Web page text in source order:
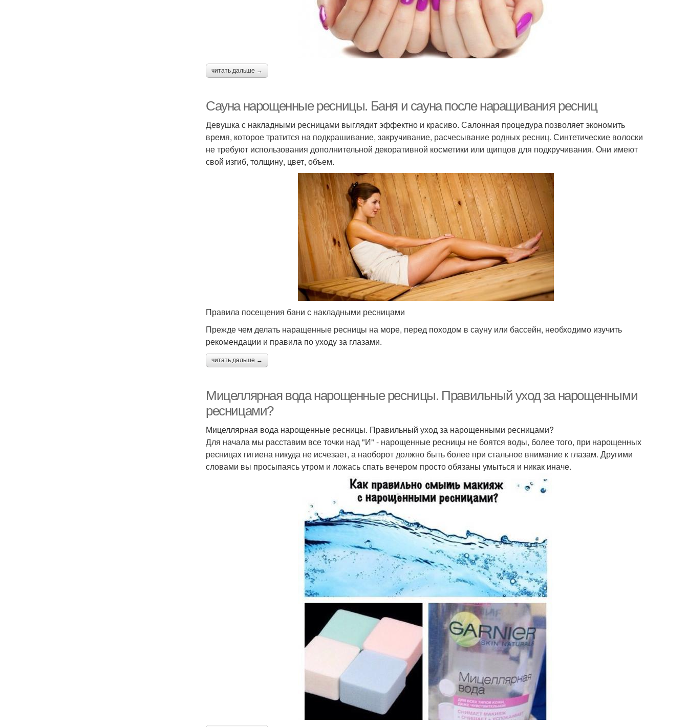
читать дальше →
Сауна нарощенные ресницы. Баня и сауна после наращивания ресниц
Девушка с накладными ресницами выглядит эффектно и красиво. Салонная процедура позволяет экономить
время, которое тратится на подкрашивание, закручивание, расчесывание родных ресниц. Синтетические волоски
не требуют использования дополнительной декоративной косметики или щипцов для подкручивания. Они имеют
свой изгиб, толщину, цвет, объем.
Правила посещения бани с накладными ресницами
Прежде чем делать наращенные ресницы на море, перед походом в сауну или бассейн, необходимо изучить
рекомендации и правила по уходу за глазами.
читать дальше →
Мицеллярная вода нарощенные ресницы. Правильный уход за нарощенными
ресницами?
Мицеллярная вода нарощенные ресницы. Правильный уход за нарощенными ресницами?
Для начала мы расставим все точки над "И" - нарощенные ресницы не боятся воды, более того, при нарощенных
ресницах гигиена никуда не исчезает, а наоборот должно быть более при стальное внимание к глазам. Другими
словами вы просыпаясь утром и ложась спать вечером просто обязаны умыться и никак иначе.